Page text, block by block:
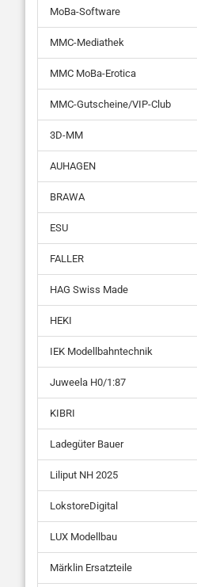
MoBa-Software
MMC-Mediathek
MMC MoBa-Erotica
MMC-Gutscheine/VIP-Club
3D-MM
AUHAGEN
BRAWA
ESU
FALLER
HAG Swiss Made
HEKI
IEK Modellbahntechnik
Juweela H0/1:87
KIBRI
Ladegüter Bauer
Liliput NH 2025
LokstoreDigital
LUX Modellbau
Märklin Ersatzteile